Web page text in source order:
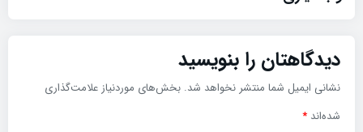
دیدگاهتان را بنویسید
نشانی ایمیل شما منتشر نخواهد شد. بخش‌های موردنیاز علامت‌گذاری
شده‌اند *